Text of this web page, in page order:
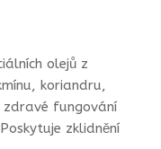
olejů z
koriandru,
fungování
zklidnění